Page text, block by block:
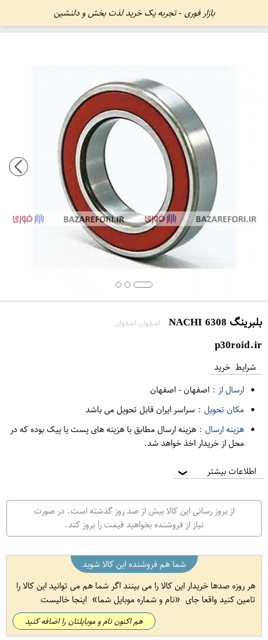
بازار فوری - تجربه یک خرید لذت بخش و دلنشین
بلبرینگ 6308 NACHI اصفهان اصفهان
p30roid.ir
شرایط خرید
ارسال از : اصفهان-اصفهان
مکان تحویل : سراسر ایران قابل تحویل می باشد
هزینه ارسال : هزینه ارسال مطابق با هزینه های پست یا پیک بوده که در
محل از خریدار اخذ خواهد شد.
اطلاعات بیشتر ❯
از بروز رسانی این کالا بیش از صد روز گذشته است. در صورت
نیاز از فروشنده بخواهید قیمت را بروز کند.
شما هم فروشنده این کالا شوید
هر روزه صدها خریدار این کالا را می بینند اگر شما هم می توانید این کالا را
تامین کنید واقعا جای
نام و شماره موبایل شما اینجا خالیست
هم اکنون نام و موبایلتان را اضافه کنید